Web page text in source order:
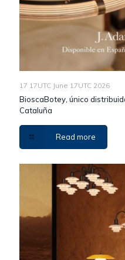
17 17UTC June 17UTC 2026
BioscaBotey, único
Cataluña
Read more